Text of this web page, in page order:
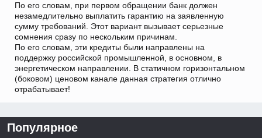
По его словам, при первом обращении банк должен
незамедлительно выплатить гарантию на заявленную
сумму требований. Этот вариант вызывает серьезные
сомнения сразу по нескольким причинам.
По его словам, эти кредиты были направлены на
поддержку российской промышленной, в основном, в
энергетическом направлении. В статичном горизонтальном
(боковом) ценовом канале данная стратегия отлично
отрабатывает!
Популярное